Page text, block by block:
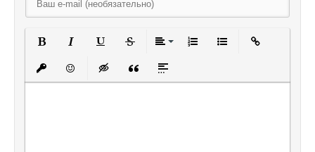
Вставить защищенную ссылку
Вставить смайлик
Вставка скрытого текста
Вставка цитаты
Вставка спойлера